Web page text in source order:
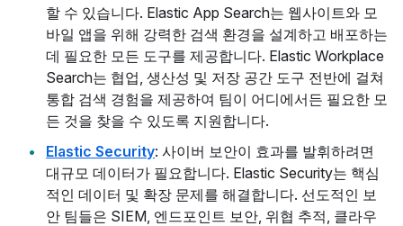
할 수 있습니다. Elastic App Search는 웹사이트와 모
바일 앱을 위해 강력한 검색 환경을 설계하고 배포하는
데 필요한 모든 도구를 제공합니다. Elastic Workplace
Search는 협업, 생산성 및 저장 공간 도구 전반에 걸쳐
통합 검색 경험을 제공하여 팀이 어디에서든 필요한 모
든 것을 찾을 수 있도록 지원합니다.
Elastic Security: 사이버 보안이 효과를 발휘하려면
대규모 데이터가 필요합니다. Elastic Security는 핵심
적인 데이터 및 확장 문제를 해결합니다. 선도적인 보
안 팀들은 SIEM, 엔드포인트 보안, 위협 추적, 클라우